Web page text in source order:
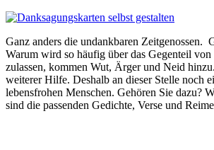
Ganz anders die undankbaren Zeitgenossen.
Warum wird so häufig über das Gegenteil
zulassen, kommen Wut, Ärger und Neid
weiterer Hilfe. Deshalb an dieser Stelle noch
lebensfrohen Menschen. Gehören Sie dazu?
sind die passenden Gedichte, Verse und